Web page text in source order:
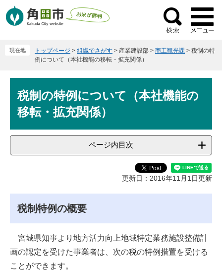
ー
ニ
検
索
現在地 トップページ > 組織でさがす > 産業建設部 > 商工観光課 > 税制の特
例について（本社機能の移転・拡充関係）
文税制の特例について（本社機能の
移転・拡充関係）
ページ内目次
更新日：2016年11月1日更新
税制特例の概要
宮城県知事より地方活力向上地域特定業務施設整備計
画の認定を受けた事業者は、次の税の特例措置を受ける
ことができます。